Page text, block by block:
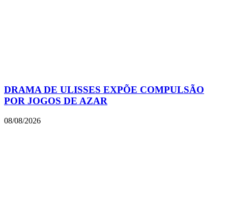
DRAMA DE ULISSES EXPÕE COMPULSÃO
POR JOGOS DE AZAR
08/08/2026